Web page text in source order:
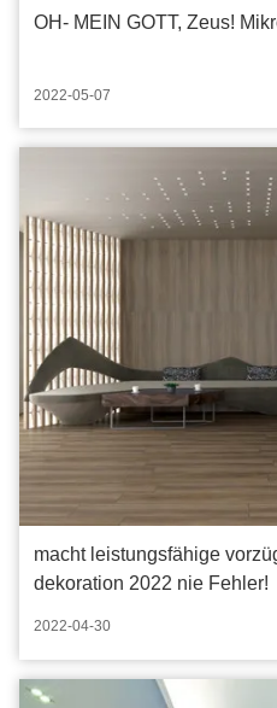
OH- MEIN GOTT, Zeus!
2022-05-07
macht leistungsfähige
dekoration 2022 nie Fehler!
2022-04-30